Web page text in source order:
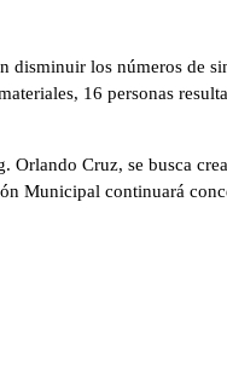
disminuir los números de
16 personas
Orlando Cruz, se busca
Municipal continuará